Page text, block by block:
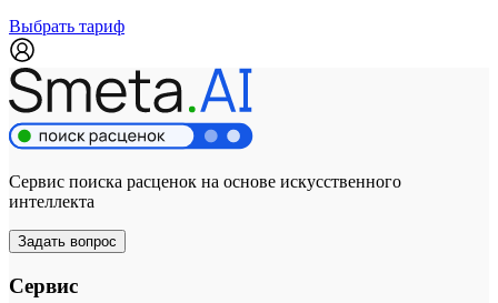
Выбрать тариф
Сервис поиска расценок на основе искусственного
интеллекта
Задать вопрос
Сервис